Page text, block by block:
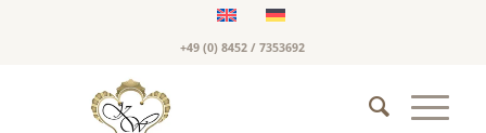
+49 (0) 8452 / 7353692